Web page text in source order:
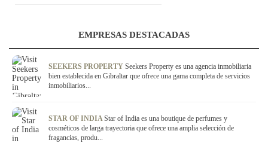
EMPRESAS DESTACADAS
SEEKERS PROPERTY Seekers Property es una agencia inmobiliaria
bien establecida en Gibraltar que ofrece una gama completa de servicios
inmobiliarios...
STAR OF INDIAStar of India es una boutique de perfumes y
cosméticos de larga trayectoria que ofrece una amplia selección de
fragancias, produ...